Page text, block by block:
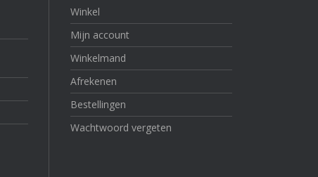
Winkel
Mijn account
Winkelmand
Afrekenen
Bestellingen
Wachtwoord vergeten